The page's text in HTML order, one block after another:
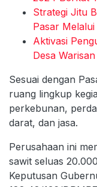
Strategi Jitu
Pasar
Aktivasi
Desa
Sesuai dengan
ruang lingkup
perkebunan,
darat, dan jasa.
Perusahaan ini
sawit seluas
Keputusan